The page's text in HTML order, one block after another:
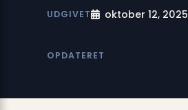
UDGIVET oktober 12, 2025
OPDATERET